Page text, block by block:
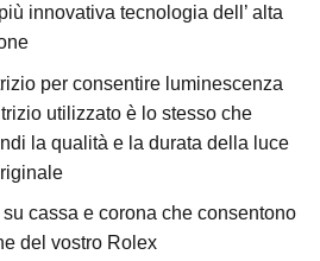
innovativa tecnologia dell’ alta
per consentire luminescenza
utilizzato è lo stesso che
la qualità e la durata della luce
cassa e corona che consentono
del vostro Rolex